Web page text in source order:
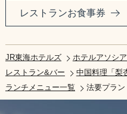
レストランお食事券
JR東海ホテルズ
ホテルアソシ
レストラン&バー
中国料理「梨
ランチメニュー一覧
法要プラン